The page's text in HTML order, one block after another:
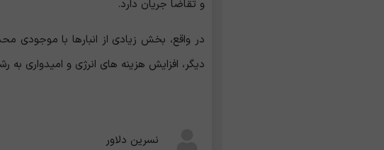
و تقاضا جریان دارد.
در واقع، بخش زیادی از انبارها با موجودی
دیگر، افزایش هزینه ‌های انرژی و امیدواری
نسرین دلاور